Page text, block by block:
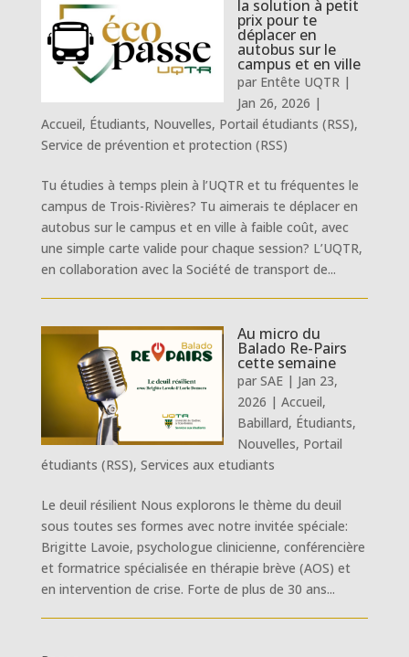
la solution à petit
prix pour te
déplacer en
autobus sur le
campus et en ville
par Entête UQTR|
Jan 26, 2026 |
Accueil, Étudiants, Nouvelles, Portail étudiants (RSS),
Service de prévention et protection (RSS)
Tu étudies à temps plein à l’UQTR et tu fréquentes le
campus de Trois-Rivières? Tu aimerais te déplacer en
autobus sur le campus et en ville à faible coût, avec
une simple carte valide pour chaque session? L’UQTR,
en collaboration avec la Société de transport de...
Au micro du
Balado Re-Pairs
cette semaine
par SAE| Jan 23,
2026 | Accueil,
Babillard, Étudiants,
Nouvelles, Portail
étudiants (RSS), Services aux etudiants
Le deuil résilient Nous explorons le thème du deuil
sous toutes ses formes avec notre invitée spéciale:
Brigitte Lavoie, psychologue clinicienne, conférencière
et formatrice spécialisée en thérapie brève (AOS) et
en intervention de crise. Forte de plus de 30 ans...